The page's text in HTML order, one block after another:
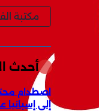
مكتبة
أحدث
اصطدام
إلى